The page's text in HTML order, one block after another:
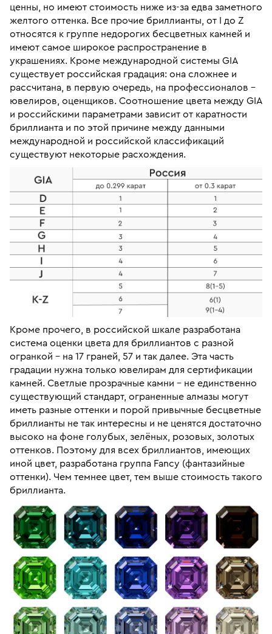
ценны, но имеют стоимость ниже из-за едва заметного
желтого оттенка. Все прочие бриллианты, от I до Z
относятся к группе недорогих бесцветных камней и
имеют самое широкое распространение в
украшениях. Кроме международной системы GIA
существует российская градация: она сложнее и
рассчитана, в первую очередь, на профессионалов –
ювелиров, оценщиков. Соотношение цвета между GIA
и российскими параметрами зависит от каратности
бриллианта и по этой причине между данными
международной и российской классификаций
существуют некоторые расхождения.
Кроме прочего, в российской шкале разработана
система оценки цвета для бриллиантов с разной
огранкой – на 17 граней, 57 и так далее. Эта часть
градации нужна только ювелирам для сертификации
камней. Светлые прозрачные камни – не единственно
существующий стандарт, ограненные алмазы могут
иметь разные оттенки и порой привычные бесцветные
бриллианты не так интересны и не ценятся достаточно
высоко на фоне голубых, зелёных, розовых, золотых
оттенков. Поэтому для всех бриллиантов, имеющих
иной цвет, разработана группа Fancy (фантазийные
оттенки). Чем темнее цвет, тем выше стоимость такого
бриллианта.